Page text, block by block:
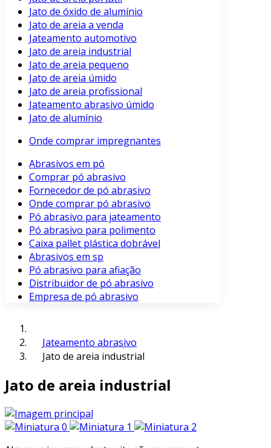
Jato de óxido de alumínio
Jato de areia a venda
Jateamento automotivo
Jato de areia industrial
Jato de areia pequeno
Jato de areia úmido
Jato de areia profissional
Jateamento abrasivo úmido
Jato de alumínio
Onde comprar impregnantes
Abrasivos em pó
Comprar pó abrasivo
Fornecedor de pó abrasivo
Onde comprar pó abrasivo
Pó abrasivo para jateamento
Pó abrasivo para polimento
Caixa pallet plástica dobrável
Abrasivos em sp
Pó abrasivo para afiação
Distribuidor de pó abrasivo
Empresa de pó abrasivo
Jateamento abrasivo
Jato de areia industrial
Jato de areia industrial